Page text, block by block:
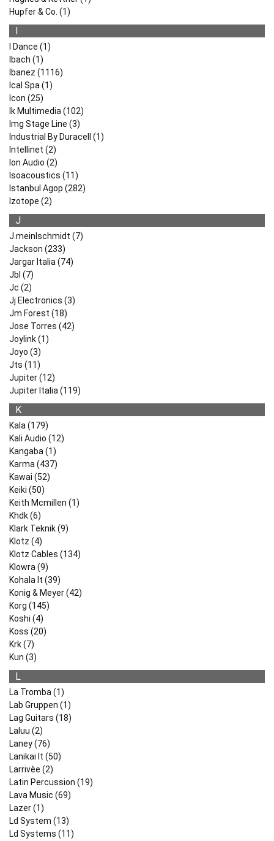
Hupfer & Co. (1)
I
I Dance (1)
Ibach (1)
Ibanez (1116)
Ical Spa (1)
Icon (25)
Ik Multimedia (102)
Img Stage Line (3)
Industrial By Duracell (1)
Intellinet (2)
Ion Audio (2)
Isoacoustics (11)
Istanbul Agop (282)
Izotope (2)
J
J.meinlschmidt (7)
Jackson (233)
Jargar Italia (74)
Jbl (7)
Jc (2)
Jj Electronics (3)
Jm Forest (18)
Jose Torres (42)
Joylink (1)
Joyo (3)
Jts (11)
Jupiter (12)
Jupiter Italia (119)
K
Kala (179)
Kali Audio (12)
Kangaba (1)
Karma (437)
Kawai (52)
Keiki (50)
Keith Mcmillen (1)
Khdk (6)
Klark Teknik (9)
Klotz (4)
Klotz Cables (134)
Klowra (9)
Kohala It (39)
Konig & Meyer (42)
Korg (145)
Koshi (4)
Koss (20)
Krk (7)
Kun (3)
L
La Tromba (1)
Lab Gruppen (1)
Lag Guitars (18)
Laluu (2)
Laney (76)
Lanikai It (50)
Larrivèe (2)
Latin Percussion (19)
Lava Music (69)
Lazer (1)
Ld System (13)
Ld Systems (11)